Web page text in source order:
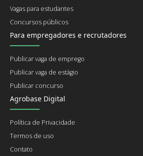
Vagas para estudantes
Concursos públicos
Para empregadores e recrutadores
Publicar vaga de emprego
Publicar vaga de estágio
Publicar concurso
Agrobase Digital
Política de Privacidade
Termos de uso
Contato